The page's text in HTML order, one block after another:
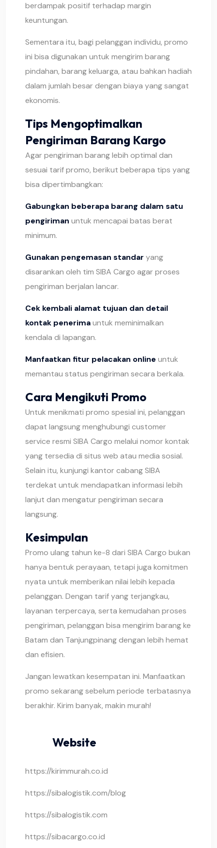
berdampak positif terhadap margin
keuntungan.
Sementara itu, bagi pelanggan individu, promo
ini bisa digunakan untuk mengirim barang
pindahan, barang keluarga, atau bahkan hadiah
dalam jumlah besar dengan biaya yang sangat
ekonomis.
Tips Mengoptimalkan
Pengiriman Barang Kargo
Agar pengiriman barang lebih optimal dan
sesuai tarif promo, berikut beberapa tips yang
bisa dipertimbangkan:
Gabungkan beberapa barang dalam satu
pengiriman untuk mencapai batas berat
minimum.
Gunakan pengemasan standar yang
disarankan oleh tim SIBA Cargo agar proses
pengiriman berjalan lancar.
Cek kembali alamat tujuan dan detail
kontak penerimauntuk meminimalkan
kendala di lapangan.
Manfaatkan fitur pelacakan online untuk
memantau status pengiriman secara berkala.
Cara Mengikuti Promo
Untuk menikmati promo spesial ini, pelanggan
dapat langsung menghubungi customer
service resmi SIBA Cargo melalui nomor kontak
yang tersedia di situs web atau media sosial.
Selain itu, kunjungi kantor cabang SIBA
terdekat untuk mendapatkan informasi lebih
lanjut dan mengatur pengiriman secara
langsung.
Kesimpulan
Promo ulang tahun ke-8 dari SIBA Cargo bukan
hanya bentuk perayaan, tetapi juga komitmen
nyata untuk memberikan nilai lebih kepada
pelanggan. Dengan tarif yang terjangkau,
layanan terpercaya, serta kemudahan proses
pengiriman, pelanggan bisa mengirim barang ke
Batam dan Tanjungpinang dengan lebih hemat
dan efisien.
Jangan lewatkan kesempatan ini. Manfaatkan
promo sekarang sebelum periode terbatasnya
berakhir. Kirim banyak, makin murah!
Website
https://kirimmurah.co.id
https://sibalogistik.com/blog
https://sibalogistik.com
https://sibacargo.co.id